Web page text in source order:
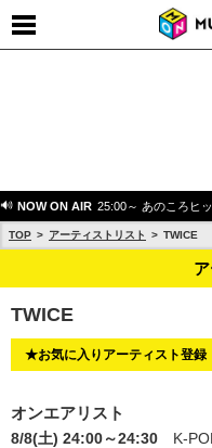
NOW ON AIR 25:00～ あのころヒ
TOP アーティストリスト TWICE
TWICE
★お気に入りアーティスト登録
オンエアリスト
8/8(土) 24:00～24:30 K-